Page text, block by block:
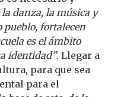
la danza, la música y
pueblo, fortalecen
es el ámbito
identidad”. Llegar a
para que sea
para el